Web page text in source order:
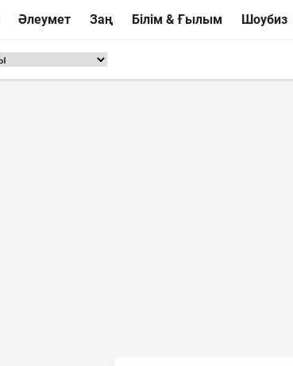
Әлеумет Заң Білім & Ғылым Шоубиз